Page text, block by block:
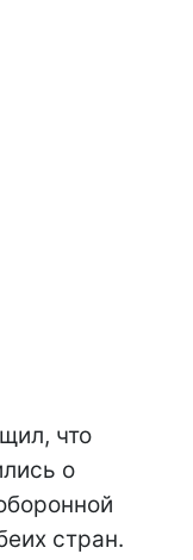
что
о
стран.